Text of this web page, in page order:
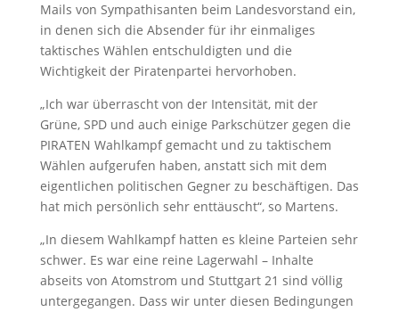
Mails von Sympathisanten beim Landesvorstand ein,
in denen sich die Absender für ihr einmaliges
taktisches Wählen entschuldigten und die
Wichtigkeit der Piratenpartei hervorhoben.
„Ich war überrascht von der Intensität, mit der
Grüne, SPD und auch einige Parkschützer gegen die
PIRATEN Wahlkampf gemacht und zu taktischem
Wählen aufgerufen haben, anstatt sich mit dem
eigentlichen politischen Gegner zu beschäftigen. Das
hat mich persönlich sehr enttäuscht“, so Martens.
„In diesem Wahlkampf hatten es kleine Parteien sehr
schwer. Es war eine reine Lagerwahl – Inhalte
abseits von Atomstrom und Stuttgart 21 sind völlig
untergegangen. Dass wir unter diesen Bedingungen